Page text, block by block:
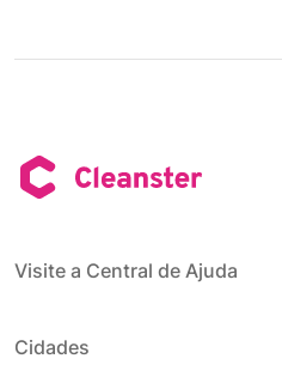
Visite a Central de Ajuda
Cidades